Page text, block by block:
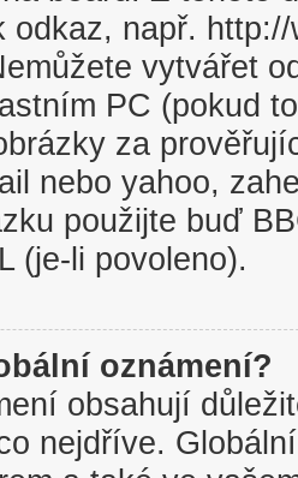
odkaz, např.
vytvářet
PC (pokud
za
nebo yahoo,
použijte buď
(je-li povoleno).
oznámení?
obsahují
nejdříve.